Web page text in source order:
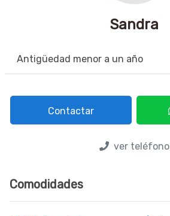
Sandra
Antigüedad menor a un año
Contactar
ver teléfono
Comodidades